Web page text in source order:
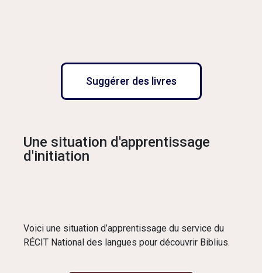
Suggérer des livres
Une situation d'apprentissage
d'initiation
Voici une situation d’apprentissage du service du
RÉCIT National des langues pour découvrir Biblius.